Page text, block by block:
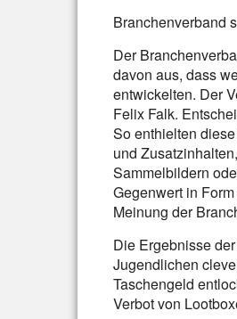
Branchenverband
Der
davon aus, dass
entwickelten. Der
Felix Falk.
So enthielten
und
Sammelbildern
Gegenwert in
Meinung der
Die Ergebnisse
Jugendlichen
Taschengeld
Verbot von